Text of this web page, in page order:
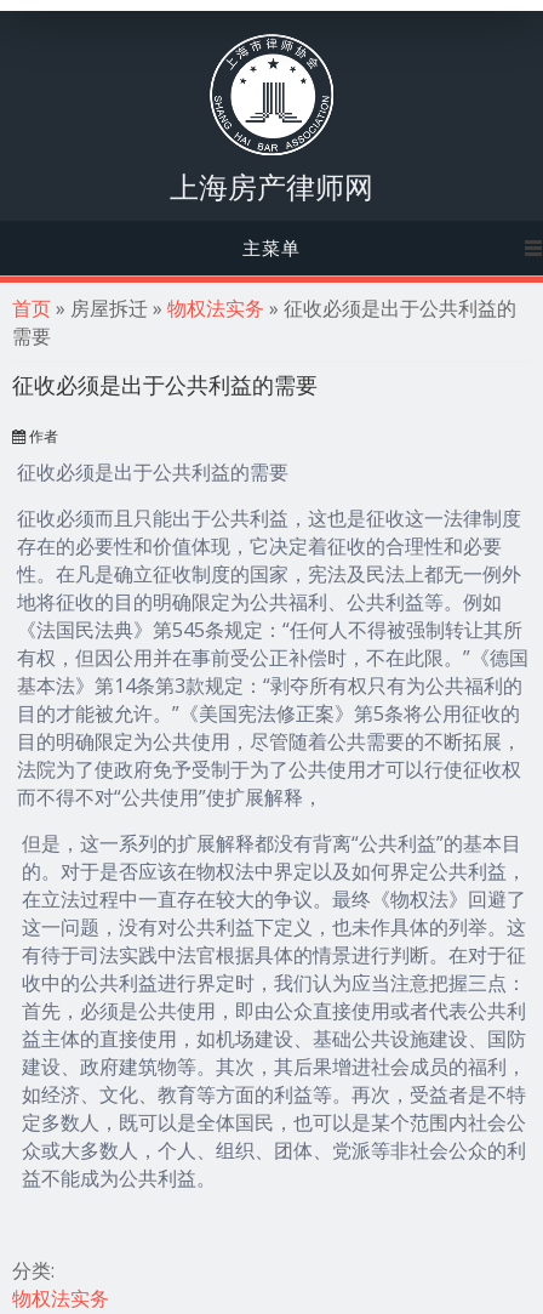
上海房产律师网
主菜单
你在这里
首页» 房屋拆迁 » 物权法实务 » 征收必须是出于公共利益的
需要
征收必须是出于公共利益的需要
作者
征收必须是出于公共利益的需要
征收必须而且只能出于公共利益，这也是征收这一法律制度
存在的必要性和价值体现，它决定着征收的合理性和必要
性。在凡是确立征收制度的国家，宪法及民法上都无一例外
地将征收的目的明确限定为公共福利、公共利益等。例如
《法国民法典》第545条规定：“任何人不得被强制转让其所
有权，但因公用并在事前受公正补偿时，不在此限。”《德国
基本法》第14条第3款规定：“剥夺所有权只有为公共福利的
目的才能被允许。”《美国宪法修正案》第5条将公用征收的
目的明确限定为公共使用，尽管随着公共需要的不断拓展，
法院为了使政府免予受制于为了公共使用才可以行使征收权
而不得不对“公共使用”使扩展解释，
但是，这一系列的扩展解释都没有背离“公共利益”的基本目
的。对于是否应该在物权法中界定以及如何界定公共利益，
在立法过程中一直存在较大的争议。最终《物权法》回避了
这一问题，没有对公共利益下定义，也未作具体的列举。这
有待于司法实践中法官根据具体的情景进行判断。在对于征
收中的公共利益进行界定时，我们认为应当注意把握三点：
首先，必须是公共使用，即由公众直接使用或者代表公共利
益主体的直接使用，如机场建设、基础公共设施建设、国防
建设、政府建筑物等。其次，其后果增进社会成员的福利，
如经济、文化、教育等方面的利益等。再次，受益者是不特
定多数人，既可以是全体国民，也可以是某个范围内社会公
众或大多数人，个人、组织、团体、党派等非社会公众的利
益不能成为公共利益。
分类:
物权法实务